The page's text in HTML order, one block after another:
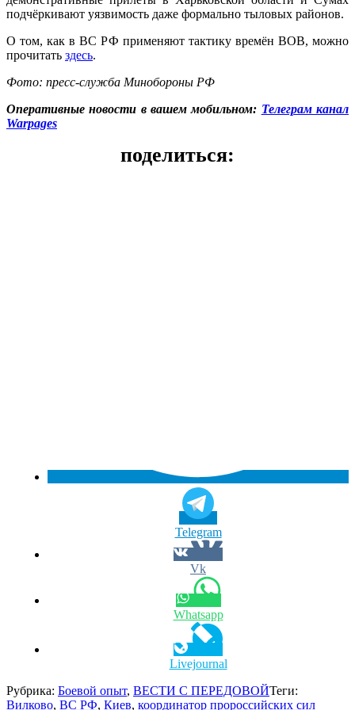
подчёркивают уязвимость даже формально тыловых районов.
О том, как в ВС РФ применяют тактику времён ВОВ, можно
прочитать здесь.
Фото: пресс-служба Минобороны РФ
Оперативные новости в вашем мобильном: Телеграм канал
Warpages
поделиться:
Telegram
Vk
Whatsapp
Livejournal
Рубрика: Боевой опыт, ВЕСТИ С ПЕРЕДОВОЙТеги:
Вилково, ВС РФ, Киев, координатор пророссийских сил